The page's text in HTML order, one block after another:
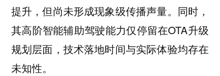
提升，但尚未形成现象级传播声量。同时，
其高阶智能辅助驾驶能力仅停留在OTA升级
规划层面，技术落地时间与实际体验均存在
未知性。